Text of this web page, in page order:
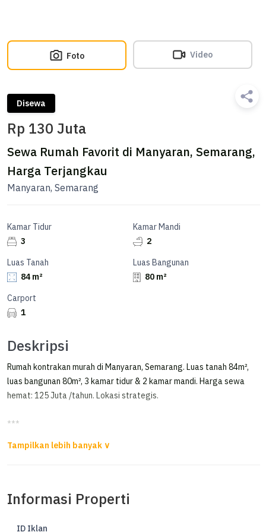
Foto Video
Disewa
Rp 130 Juta
Sewa Rumah Favorit di Manyaran, Semarang,
Harga Terjangkau
Manyaran, Semarang
Kamar Tidur
3
Kamar Mandi
2
Luas Tanah
84 m²
Luas Bangunan
80 m²
Carport
1
Deskripsi
Rumah kontrakan murah di Manyaran, Semarang. Luas tanah 84m²,
luas bangunan 80m², 3 kamar tidur & 2 kamar mandi. Harga sewa
hemat: 125 Juta /tahun. Lokasi strategis.
***
Luas Tanah 84m²
Kamar Tidur 3
Informasi Properti
ID Iklan